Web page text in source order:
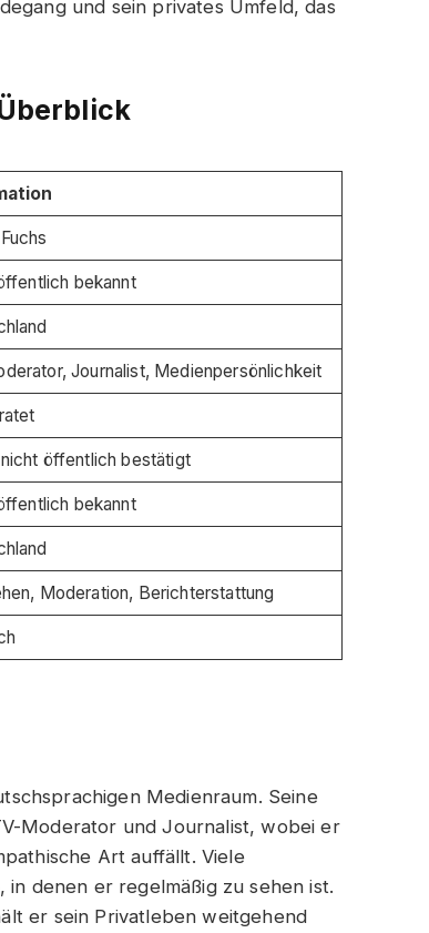
und sein privates Umfeld, das
bekannt
Journalist, Medienpersönlichkeit
nicht öffentlich bestätigt
bekannt
Moderation, Berichterstattung
Medienraum. Seine
Moderator und Journalist, wobei er
Art auffällt. Viele
denen er regelmäßig zu sehen ist.
er sein Privatleben weitgehend